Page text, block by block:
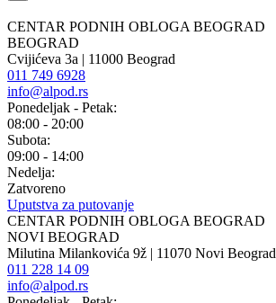
CENTAR PODNIH OBLOGA BEOGRAD
BEOGRAD
Cvijićeva 3a | 11000 Beograd
011 749 6928
info@alpod.rs
Ponedeljak - Petak:
08:00 - 20:00
Subota:
09:00 - 14:00
Nedelja:
Zatvoreno
Uputstva za putovanje
CENTAR PODNIH OBLOGA BEOGRAD
NOVI BEOGRAD
Milutina Milankovića 9ž | 11070 Novi Beograd
011 228 14 09
info@alpod.rs